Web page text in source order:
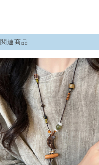
関連商品